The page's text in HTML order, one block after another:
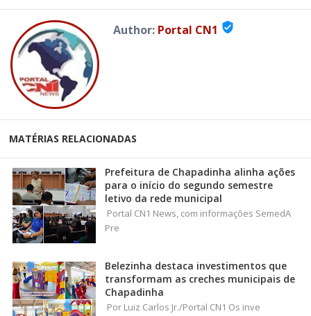
Author: Portal CN1 verified_user
MATÉRIAS RELACIONADAS
Prefeitura de Chapadinha alinha ações
para o início do segundo semestre
letivo da rede municipal
Portal CN1 News, com informações SemedA
Pre
Belezinha destaca investimentos que
transformam as creches municipais de
Chapadinha
Por Luiz Carlos Jr./Portal CN1 Os inve